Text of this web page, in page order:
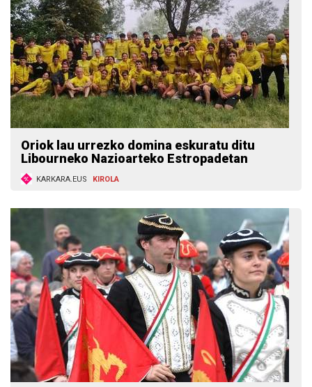
Oriok lau urrezko domina eskuratu ditu
Libourneko Nazioarteko Estropadetan
KARKARA.EUS KIROLA